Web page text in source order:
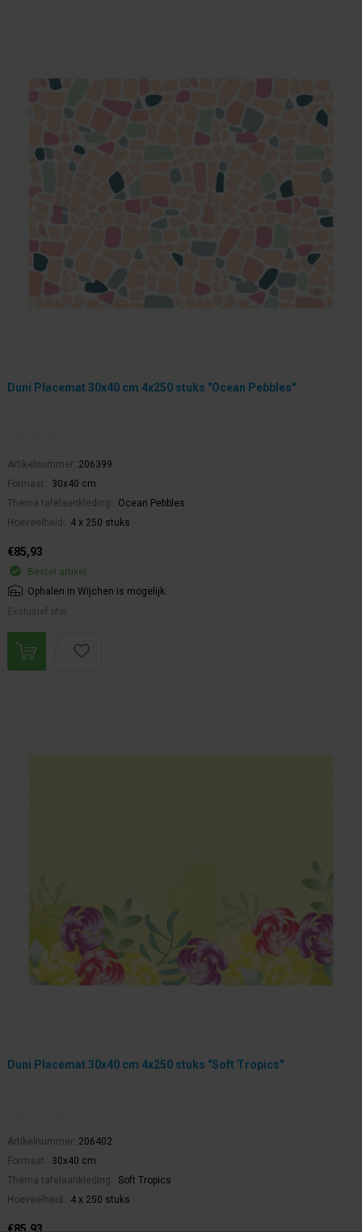
Duni Placemat 30x40 cm 4x250 stuks "Ocean Pebbles"
Artikelnummer: 206399
Formaat:
30x40 cm
Thema tafelaankleding:
Ocean Pebbles
Hoeveelheid:
4 x 250 stuks
€85,93
Bestel artikel.
Ophalen in Wijchen is mogelijk.
Exclusief btw.
Duni Placemat 30x40 cm 4x250 stuks "Soft Tropics"
Artikelnummer: 206402
Formaat:
30x40 cm
Thema tafelaankleding:
Soft Tropics
Hoeveelheid:
4 x 250 stuks
€85,93